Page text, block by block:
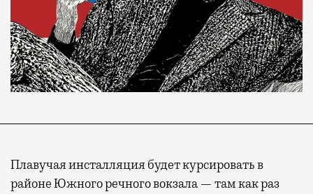
Плавучая инсталляция будет курсировать в
районе Южного речного вокзала — там как раз